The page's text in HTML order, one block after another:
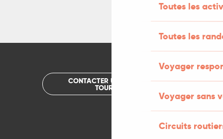
Toutes les
Toutes les
Voyager
Voyager sans
Circuits
CONTACTER UN OFFICE DE
TOURISME